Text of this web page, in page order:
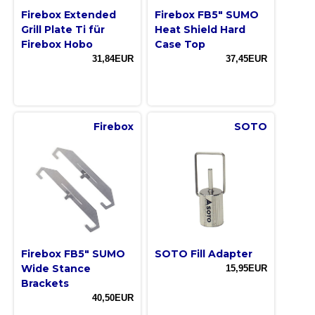
Firebox Extended
Grill Plate Ti für
Firebox Hobo
31,84EUR
Firebox FB5″ SUMO
Heat Shield Hard
Case Top
37,45EUR
Firebox
Firebox FB5″ SUMO
Wide Stance
Brackets
40,50EUR
SOTO
SOTO Fill Adapter
15,95EUR